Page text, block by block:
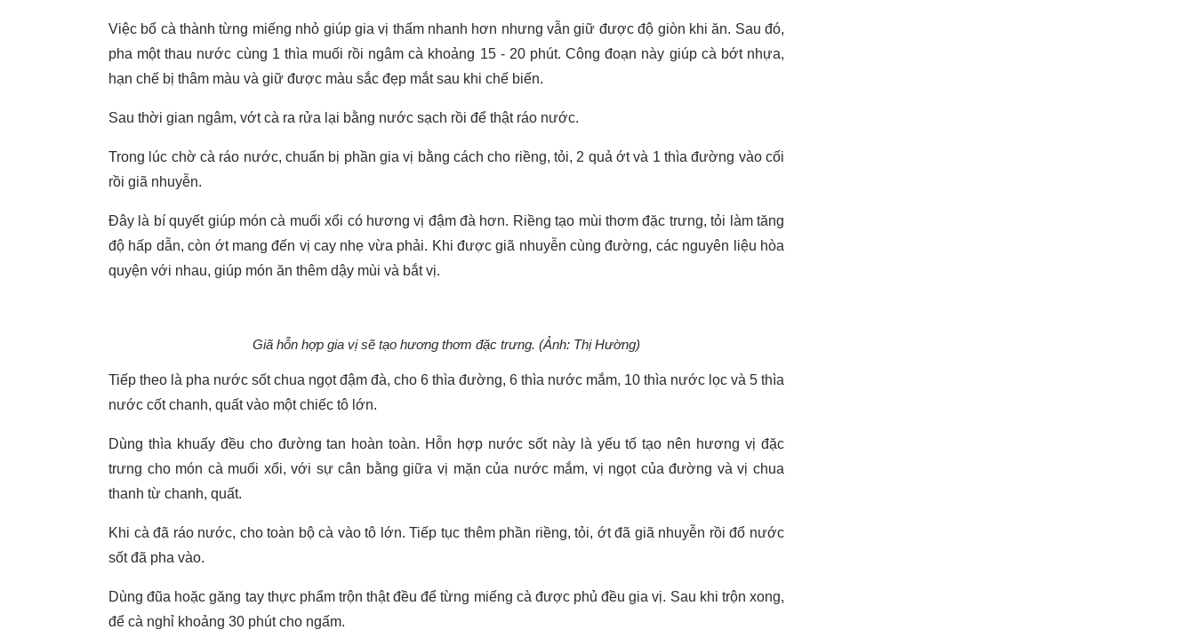
Việc bổ cà thành từng miếng nhỏ giúp gia vị thấm nhanh hơn nhưng vẫn giữ được độ giòn khi ăn. Sau đó,
pha một thau nước cùng 1 thìa muối rồi ngâm cà khoảng 15 - 20 phút. Công đoạn này giúp cà bớt nhựa,
hạn chế bị thâm màu và giữ được màu sắc đẹp mắt sau khi chế biến.
Sau thời gian ngâm, vớt cà ra rửa lại bằng nước sạch rồi để thật ráo nước.
Trong lúc chờ cà ráo nước, chuẩn bị phần gia vị bằng cách cho riềng, tỏi, 2 quả ớt và 1 thìa đường vào cối
rồi giã nhuyễn.
Đây là bí quyết giúp món cà muối xổi có hương vị đậm đà hơn. Riềng tạo mùi thơm đặc trưng, tỏi làm tăng
độ hấp dẫn, còn ớt mang đến vị cay nhẹ vừa phải. Khi được giã nhuyễn cùng đường, các nguyên liệu hòa
quyện với nhau, giúp món ăn thêm dậy mùi và bắt vị.
Giã hỗn hợp gia vị sẽ tạo hương thơm đặc trưng. (Ảnh: Thị Hường)
Tiếp theo là pha nước sốt chua ngọt đậm đà, cho 6 thìa đường, 6 thìa nước mắm, 10 thìa nước lọc và 5 thìa
nước cốt chanh, quất vào một chiếc tô lớn.
Dùng thìa khuấy đều cho đường tan hoàn toàn. Hỗn hợp nước sốt này là yếu tố tạo nên hương vị đặc
trưng cho món cà muối xổi, với sự cân bằng giữa vị mặn của nước mắm, vị ngọt của đường và vị chua
thanh từ chanh, quất.
Khi cà đã ráo nước, cho toàn bộ cà vào tô lớn. Tiếp tục thêm phần riềng, tỏi, ớt đã giã nhuyễn rồi đổ nước
sốt đã pha vào.
Dùng đũa hoặc găng tay thực phẩm trộn thật đều để từng miếng cà được phủ đều gia vị. Sau khi trộn xong,
để cà nghỉ khoảng 30 phút cho ngấm.